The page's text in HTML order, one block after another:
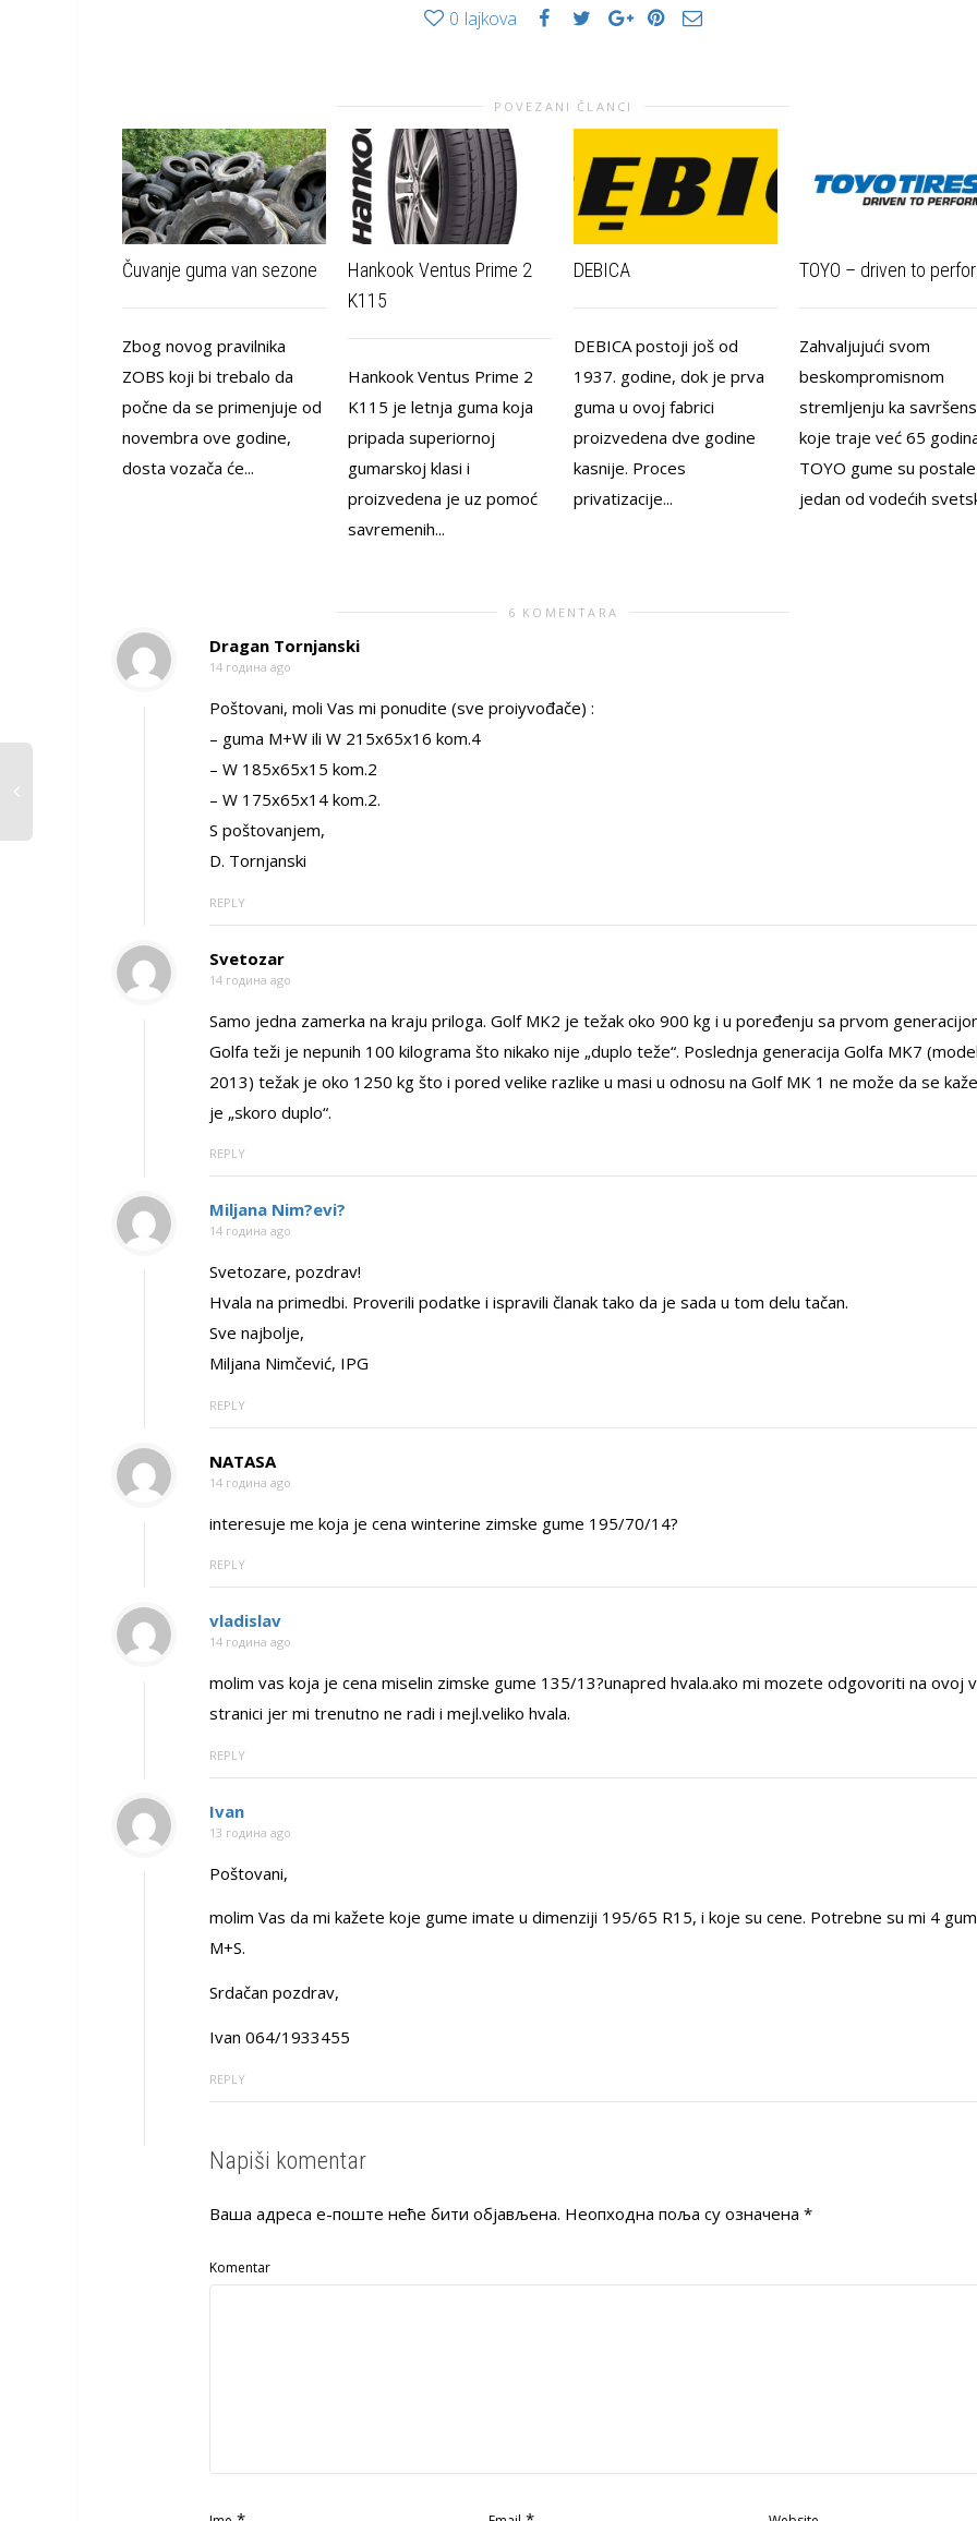
0 lajkova
POVEZANI ČLANCI
Čuvanje guma van sezone
Zbog novog pravilnika
ZOBS koji bi trebalo da
počne da se primenjuje od
novembra ove godine,
dosta vozača će...
Hankook Ventus Prime 2
K115
Hankook Ventus Prime 2
K115 je letnja guma koja
pripada superiornoj
gumarskoj klasi i
proizvedena je uz pomoć
savremenih...
DEBICA
DEBICA postoji još od
1937. godine, dok je prva
guma u ovoj fabrici
proizvedena dve godine
kasnije. Proces
privatizacije...
TOYO – driven to
Zahvaljujući svom
beskompromisnom
stremljenju ka
koje traje već 65
TOYO gume su postale
jedan od vodećih
6 KOMENTARA
Dragan Tornjanski
14 година ago
Poštovani, moli Vas mi ponudite (sve proiyvođače) :
– guma M+W ili W 215x65x16 kom.4
– W 185x65x15 kom.2
– W 175x65x14 kom.2.
S poštovanjem,
D. Tornjanski
REPLY
Svetozar
14 година ago
Samo jedna zamerka na kraju priloga. Golf MK2 je težak oko 900 kg i u poređenju sa prvom
Golfa teži je nepunih 100 kilograma što nikako nije „duplo teže“. Poslednja generacija Golfa MK7
2013) težak je oko 1250 kg što i pored velike razlike u masi u odnosu na Golf MK 1 ne može da se
je „skoro duplo“.
REPLY
Miljana Nim?evi?
14 година ago
Svetozare, pozdrav!
Hvala na primedbi. Proverili podatke i ispravili članak tako da je sada u tom delu tačan.
Sve najbolje,
Miljana Nimčević, IPG
REPLY
NATASA
14 година ago
interesuje me koja je cena winterine zimske gume 195/70/14?
REPLY
vladislav
14 година ago
molim vas koja je cena miselin zimske gume 135/13?unapred hvala.ako mi mozete odgovoriti na ovoj
stranici jer mi trenutno ne radi i mejl.veliko hvala.
REPLY
Ivan
13 година ago
Poštovani,
molim Vas da mi kažete koje gume imate u dimenziji 195/65 R15, i koje su cene. Potrebne su mi 4
M+S.
Srdačan pozdrav,
Ivan 064/1933455
REPLY
Napiši komentar
Ваша адреса е-поште неће бити објављена. Неопходна поља су означена *
Komentar